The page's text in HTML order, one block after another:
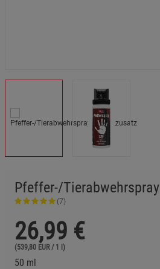
Pfeffer-/Tierabwehrspray
(7)
26,99 €
(539,80 EUR / 1 l)
50 ml